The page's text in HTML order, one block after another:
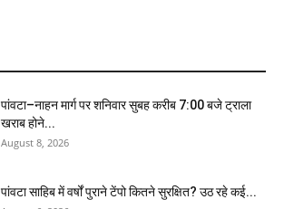
पांवटा–नाहन मार्ग पर शनिवार सुबह करीब 7:00 बजे ट्राला
खराब होने...
August 8, 2026
पांवटा साहिब में वर्षों पुराने टेंपो कितने सुरक्षित? उठ रहे कई...